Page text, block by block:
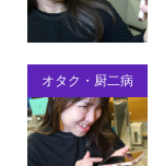
オタク・厨二病